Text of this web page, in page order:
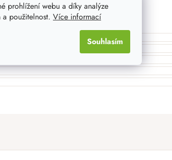
prohlížení webu a díky analýze
použitelnost. Více informací
Souhlasím